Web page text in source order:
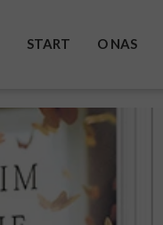
START O NAS